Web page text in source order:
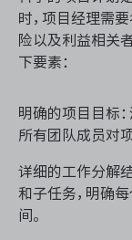
ONES 资讯
时，项目经理需
险以及利益相关
下要素：
明确的项目目标
所有团队成员对
详细的工作分解
和子任务，明确
间。